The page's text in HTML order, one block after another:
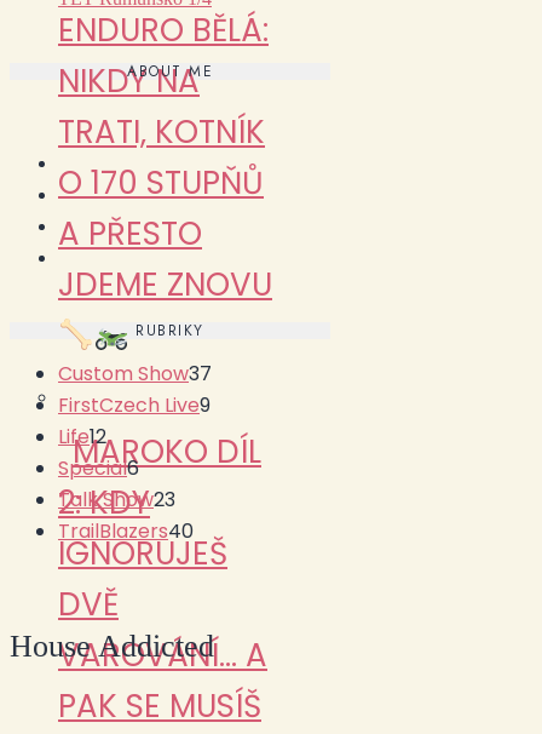
ENDURO BĚLÁ:
NIKDY NA
TRATI, KOTNÍK
O 170 STUPŇŮ
A PŘESTO
JDEME ZNOVU
MAROKO DÍL
2: KDY
IGNORUJEŠ
DVĚ
VAROVÁNÍ… A
PAK SE MUSÍŠ
ABOUT ME
RUBRIKY
Custom Show37
FirstCzech Live9
Life12
Special6
Talk Show23
TrailBlazers40
House Addicted